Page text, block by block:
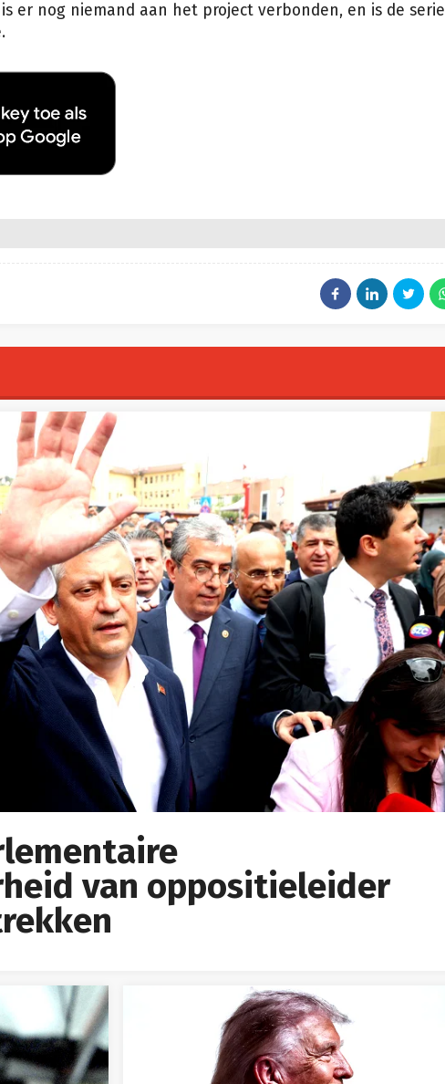
er nog niemand aan het project verbonden, en is de serie
van oppositieleider